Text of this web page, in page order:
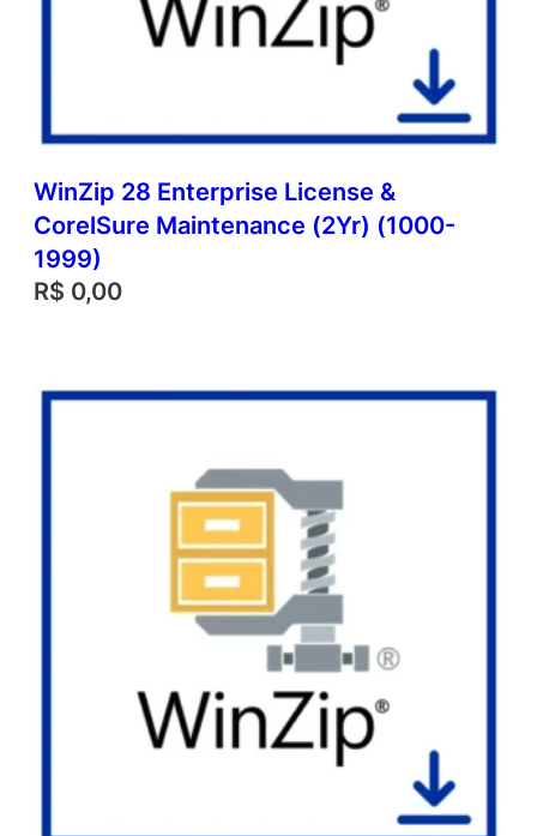
WinZip 28 Enterprise License &
CorelSure Maintenance (2Yr) (1000-
1999)
R$ 0,00